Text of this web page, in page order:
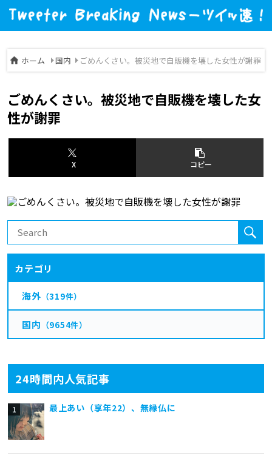
ホーム 国内 ごめんくさい。被災地で自販機を壊した女性が謝罪
24時間内人気記事
最上あい（享年22）、無縁仏に
ごめんくさい。被災地で自販機を壊した女
性が謝罪
X コピー
カテゴリ
海外 （319件）
国内 （9654件）